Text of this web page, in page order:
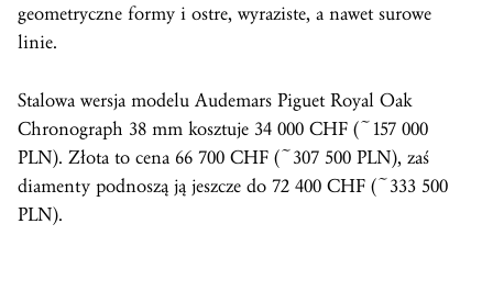
geometryczne formy i ostre, wyraziste, a nawet surowe
linie.
Stalowa wersja modelu Audemars Piguet Royal Oak
Chronograph 38 mm kosztuje 34 000 CHF (~157 000
PLN). Złota to cena 66 700 CHF (~307 500 PLN), zaś
diamenty podnoszą ją jeszcze do 72 400 CHF (~333 500
PLN).